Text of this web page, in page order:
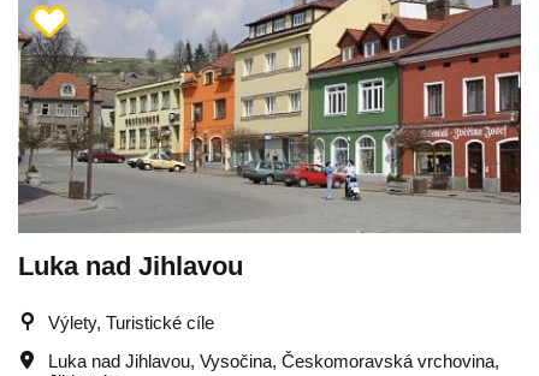
Luka nad Jihlavou
Výlety, Turistické cíle
Luka nad Jihlavou, Vysočina, Českomoravská vrchovina,